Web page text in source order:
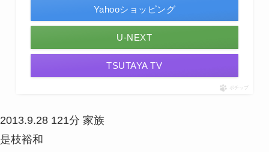
Yahooショッピング
U-NEXT
TSUTAYA TV
ポチップ
2013.9.28 121分 家族
是枝裕和